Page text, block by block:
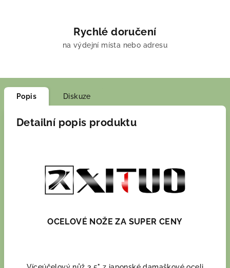
Rychlé doručení
na výdejní místa nebo adresu
Popis Diskuze
Detailní popis produktu
OCELOVÉ NOŽE ZA SUPER CENY